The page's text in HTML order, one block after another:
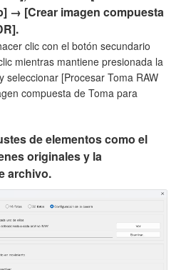
→ [Crear imagen compuesta
clic con el botón secundario
mientras mantiene presionada la
seleccionar [Procesar Toma RAW
compuesta de Toma para
de elementos como el
originales y la
archivo.